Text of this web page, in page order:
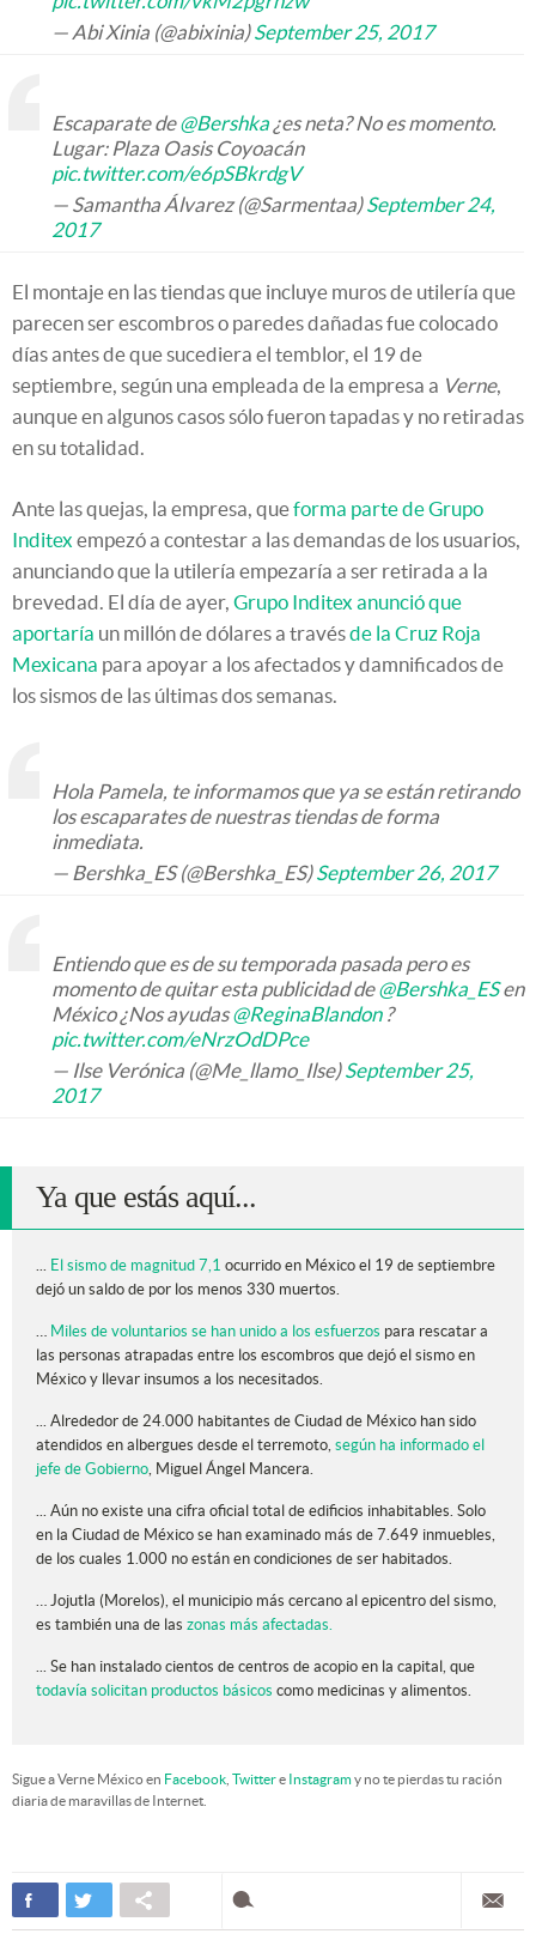
— Abi Xinia (@abixinia)September 25, 2017
Escaparate de@Bershka ¿es neta? No es momento.
Lugar: Plaza Oasis Coyoacán
pic.twitter.com/e6pSBkrdgV
— Samantha Álvarez (@Sarmentaa)September 24,
2017
El montaje en las tiendas que incluye muros de utilería que
parecen ser escombros o paredes dañadas fue colocado
días antes de que sucediera el temblor, el 19 de
septiembre, según una empleada de la empresa a Verne,
aunque en algunos casos sólo fueron tapadas y no retiradas
en su totalidad.
Ante las quejas, la empresa, queforma parte de Grupo
Inditex empezó a contestar a las demandas de los usuarios,
anunciando que la utilería empezaría a ser retirada a la
brevedad. El día de ayer, Grupo Inditex anunció que
aportaría un millón de dólares a travésde la Cruz Roja
Mexicana para apoyar a los afectados y damnificados de
los sismos de las últimas dos semanas.
Hola Pamela, te informamos que ya se están retirando
los escaparates de nuestras tiendas de forma
inmediata.
— Bershka_ES (@Bershka_ES)September 26, 2017
Entiendo que es de su temporada pasada pero es
momento de quitar esta publicidad de@Bershka_ESen
México ¿Nos ayudas@ReginaBlandon?
pic.twitter.com/eNrzOdDPce
— Ilse Verónica (@Me_llamo_Ilse)September 25,
2017
Ya que estás aquí...
... El sismo de magnitud 7,1 ocurrido en México el 19 de septiembre
dejó un saldo de por los menos 330 muertos.
… Miles de voluntarios se han unido a los esfuerzos para rescatar a
las personas atrapadas entre los escombros que dejó el sismo en
México y llevar insumos a los necesitados.
... Alrededor de 24.000 habitantes de Ciudad de México han sido
atendidos en albergues desde el terremoto, según ha informado el
jefe de Gobierno, Miguel Ángel Mancera.
... Aún no existe una cifra oficial total de edificios inhabitables. Solo
en la Ciudad de México se han examinado más de 7.649 inmuebles,
de los cuales 1.000 no están en condiciones de ser habitados.
… Jojutla (Morelos), el municipio más cercano al epicentro del sismo,
es también una de las zonas más afectadas.
... Se han instalado cientos de centros de acopio en la capital, que
todavía solicitan productos básicos como medicinas y alimentos.
Sigue a Verne México en Facebook Twittere Instagramy no te pierdas tu ración
diaria de maravillas de Internet.